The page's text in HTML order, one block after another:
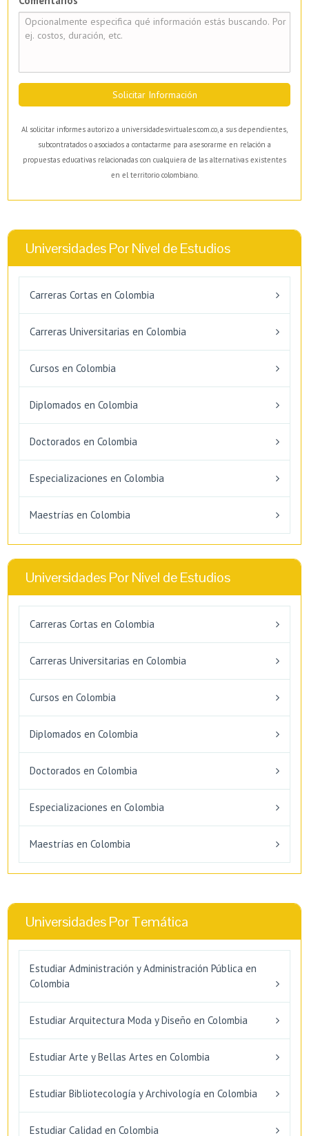
Solicitar Información
Al solicitar informes autorizo a universidadesvirtuales.com.co, a sus dependientes,
subcontratados o asociados a contactarme para asesorarme en relación a
propuestas educativas relacionadas con cualquiera de las alternativas existentes
en el territorio colombiano.
Universidades Por Nivel de Estudios
Carreras Cortas en Colombia
Carreras Universitarias en Colombia
Cursos en Colombia
Diplomados en Colombia
Doctorados en Colombia
Especializaciones en Colombia
Maestrías en Colombia
Universidades Por Nivel de Estudios
Carreras Cortas en Colombia
Carreras Universitarias en Colombia
Cursos en Colombia
Diplomados en Colombia
Doctorados en Colombia
Especializaciones en Colombia
Maestrías en Colombia
Universidades Por Temática
Estudiar Administración y Administración Pública en
Colombia
Estudiar Arquitectura Moda y Diseño en Colombia
Estudiar Arte y Bellas Artes en Colombia
Estudiar Bibliotecología y Archivología en Colombia
Estudiar Calidad en Colombia